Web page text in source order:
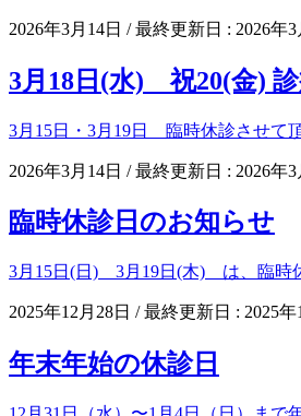
2026年3月14日 / 最終更新日 : 2026年3
3月18日(水) 祝20(金)
3月15日・3月19日 臨時休診させて
2026年3月14日 / 最終更新日 : 2026年3
臨時休診日のお知らせ
3月15日(日) 3月19日(木) は、臨時
2025年12月28日 / 最終更新日 : 2025年
年末年始の休診日